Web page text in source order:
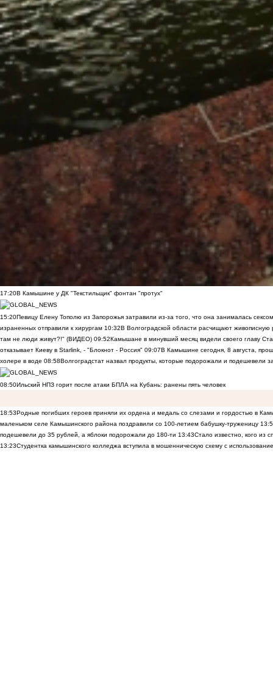
17:20В Камышине у ДК "Текстильщик" фонтан "протух"
15:20Певицу Елену Тополю из Запорожья затравили из-за того, что она занималась
израненных отправили к хирургам 10:32В Волгоградской области расчищают
там не люди живут?!" (ВИДЕО) 09:52Камышане в минувший месяц видели своего главу
отказывает Киеву в Starlink, - "Блокнот - Россия" 09:07В Камышине сегодня, 8 августа,
холере в воде 08:58Волгоградстат назвал продукты, которые подорожали и подешевели
08:50Ильский НПЗ горит после атаки БПЛА на Кубань: ранены пять человек
18:53Родные погибших героев приняли их ордена и медаль со слезами и гордостью в
маленьком селе Камышинского района поздравили со 100-летием бабушку-труженицу
подешевели до 35 рублей, а яблоки подорожали до 180-ти 13:43Стало известно, кого из
13:23Студентка камышинского колледжа вступила в мошенническую схему с